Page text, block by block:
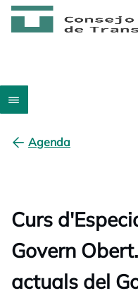
Agenda
Curs
Govern
actuals del